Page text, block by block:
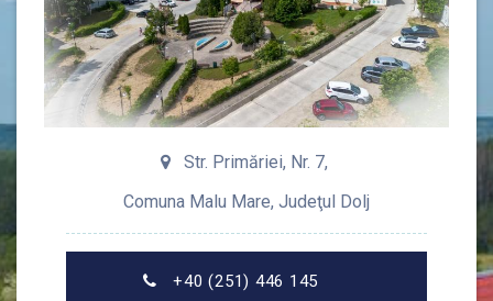
Str. Primăriei, Nr. 7,
Comuna Malu Mare, Judeţul Dolj
+40 (251) 446 145